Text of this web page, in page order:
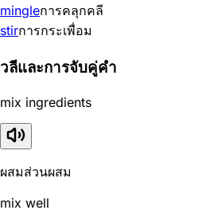
mingleการคลุกคลี
stirการกระเพื่อม
วลีและการจับคู่คำ
mix ingredients
ผสมส่วนผสม
mix well